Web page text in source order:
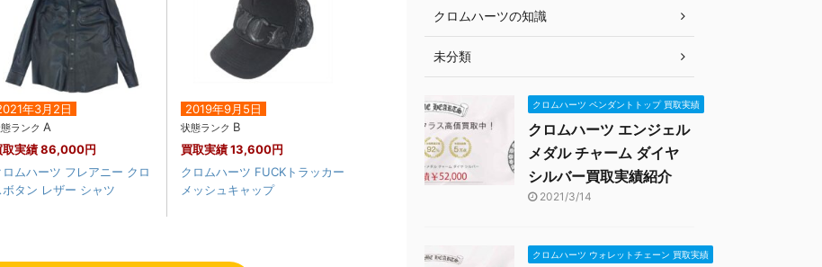
年3月2日
ランク A
取実績86,000円
ロムハーツ フレアニー クロ
ボタン レザー シャツ
2019年9月5日
状態ランク B
買取実績13,600円
クロムハーツ FUCKトラッカー
メッシュキャップ
クロムハーツの知識
未分類
クロムハーツ ペンダントトップ 買取実績
クロムハーツ エンジェル
メダル チャーム ダイヤ
シルバー買取実績紹介
2021/3/14
クロムハーツ ウォレットチェーン 買取実績